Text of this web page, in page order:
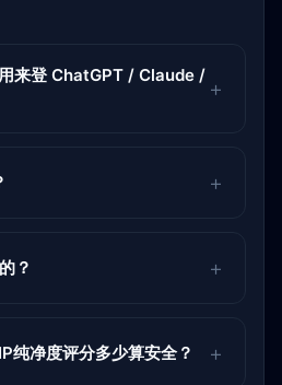
来登 ChatGPT / Claude /
？
纯净度评分多少算安全？